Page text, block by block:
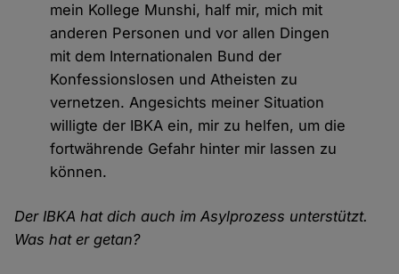
mein Kollege Munshi, half mir, mich mit
anderen Personen und vor allen Dingen
mit dem Internationalen Bund der
Konfessionslosen und Atheisten zu
vernetzen. Angesichts meiner Situation
willigte der IBKA ein, mir zu helfen, um die
fortwährende Gefahr hinter mir lassen zu
können.
Der IBKA hat dich auch im Asylprozess unterstützt.
Was hat er getan?